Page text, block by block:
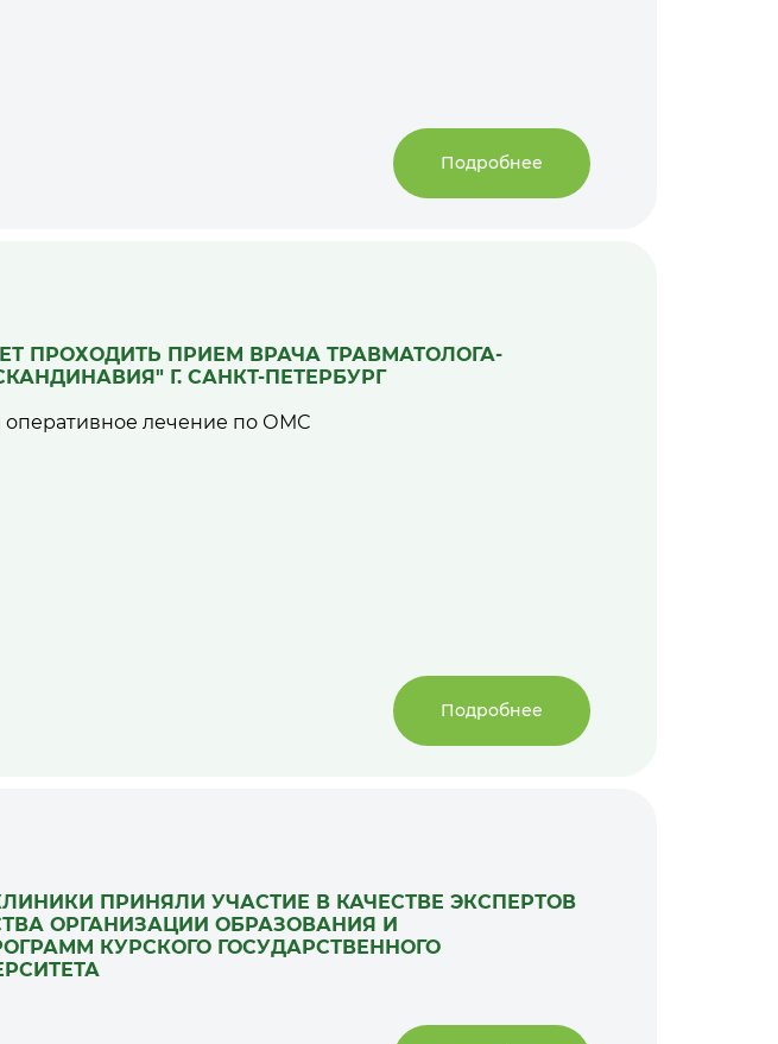
Подробнее
ПРОХОДИТЬ ПРИЕМ ВРАЧА ТРАВМАТОЛОГА-
Г. САНКТ-ПЕТЕРБУРГ
оперативное лечение по ОМС
Подробнее
ПРИНЯЛИ УЧАСТИЕ В КАЧЕСТВЕ ЭКСПЕРТОВ
ОРГАНИЗАЦИИ ОБРАЗОВАНИЯ И
КУРСКОГО ГОСУДАРСТВЕННОГО